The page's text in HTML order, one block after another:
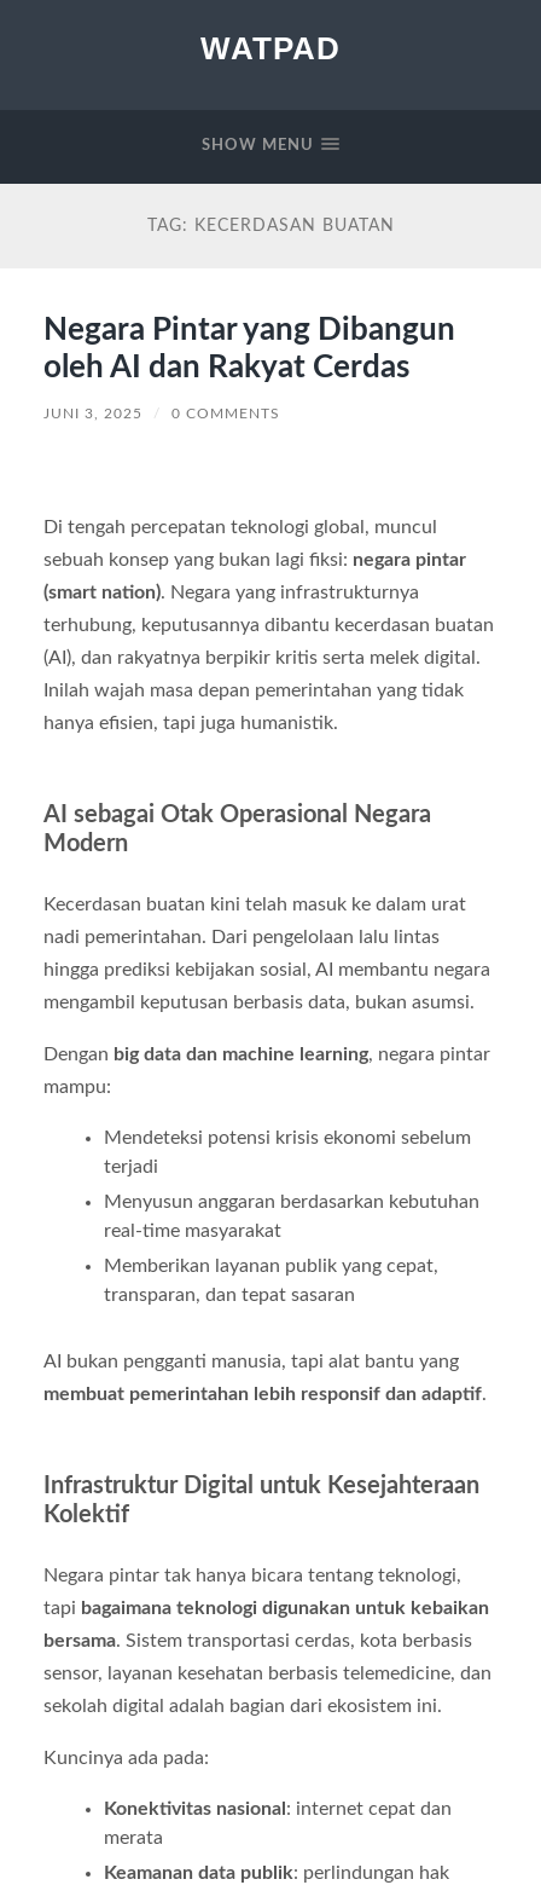
WATPAD
SHOW MENU
TAG: KECERDASAN BUATAN
Negara Pintar yang Dibangun
oleh AI dan Rakyat Cerdas
JUNI 3, 2025 / 0 COMMENTS
Di tengah percepatan teknologi global, muncul
sebuah konsep yang bukan lagi fiksi: negara pintar
(smart nation). Negara yang infrastrukturnya
terhubung, keputusannya dibantu kecerdasan buatan
(AI), dan rakyatnya berpikir kritis serta melek digital.
Inilah wajah masa depan pemerintahan yang tidak
hanya efisien, tapi juga humanistik.
AI sebagai Otak Operasional Negara
Modern
Kecerdasan buatan kini telah masuk ke dalam urat
nadi pemerintahan. Dari pengelolaan lalu lintas
hingga prediksi kebijakan sosial, AI membantu negara
mengambil keputusan berbasis data, bukan asumsi.
Dengan big data dan machine learning, negara pintar
mampu:
Mendeteksi potensi krisis ekonomi sebelum
terjadi
Menyusun anggaran berdasarkan kebutuhan
real-time masyarakat
Memberikan layanan publik yang cepat,
transparan, dan tepat sasaran
AI bukan pengganti manusia, tapi alat bantu yang
membuat pemerintahan lebih responsif dan adaptif.
Infrastruktur Digital untuk Kesejahteraan
Kolektif
Negara pintar tak hanya bicara tentang teknologi,
tapi bagaimana teknologi digunakan untuk kebaikan
bersama. Sistem transportasi cerdas, kota berbasis
sensor, layanan kesehatan berbasis telemedicine, dan
sekolah digital adalah bagian dari ekosistem ini.
Kuncinya ada pada:
Konektivitas nasional : internet cepat dan
merata
Keamanan data publik: perlindungan hak